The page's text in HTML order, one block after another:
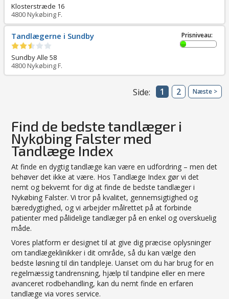
Klosterstræde 16
4800Nykøbing F.
Tandlægerne i Sundby
Sundby Alle 58
4800Nykøbing F.
Prisniveau:
Side: 1 2 Næste >
Find de bedste tandlæger i
Nykøbing Falster med
Tandlæge Index
At finde en dygtig tandlæge kan være en udfordring – men det
behøver det ikke at være. Hos Tandlæge Index gør vi det
nemt og bekvemt for dig at finde de bedste tandlæger i
Nykøbing Falster. Vi tror på kvalitet, gennemsigtighed og
bæredygtighed, og vi arbejder målrettet på at forbinde
patienter med pålidelige tandlæger på en enkel og overskuelig
måde.
Vores platform er designet til at give dig præcise oplysninger
om tandlægeklinikker i dit område, så du kan vælge den
bedste løsning til din tandpleje. Uanset om du har brug for en
regelmæssig tandrensning, hjælp til tandpine eller en mere
avanceret rodbehandling, kan du nemt finde en erfaren
tandlæge via vores service.